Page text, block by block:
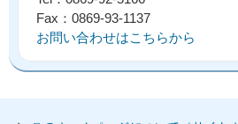
Fax：0869-93-1137
お問い合わせはこちらから